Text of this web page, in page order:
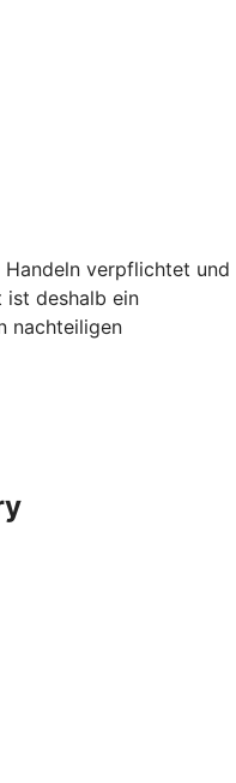
verpflichtet und
ist deshalb ein
nachteiligen